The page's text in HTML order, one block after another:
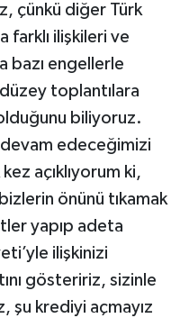
çünkü diğer Türk
farklı ilişkileri ve
bazı engellerle
düzey toplantılara
biliyoruz.
devam edeceğimizi
açıklıyorum ki,
önünü tıkamak
yapıp adeta
ilişkinizi
gösteririz, sizinle
şu krediyi açmayız